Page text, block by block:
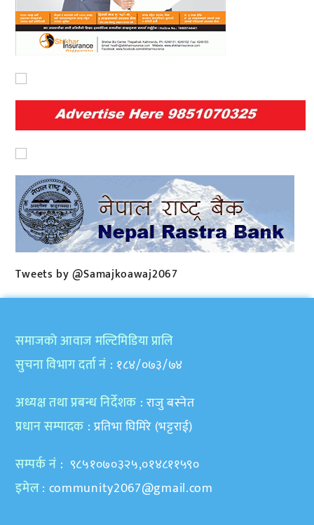
Tweets by @Samajkoawaj2067
समाजकाे आवाज मल्टिमिडिया प्रालि
सुचना विभाग दर्ता नं : १८४/०७३/७४
अध्यक्ष तथा प्रबन्ध निर्देशक : राजु बस्नेत
प्रधान सम्पादक : प्रतिभा घिमिरे (भट्टराई)
सम्पर्क नं : ९८५१०७०३२५,०१४८११५९०
इमेल: community2067@gmail.com